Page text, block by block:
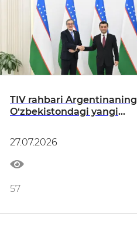
TIV rahbari Argentinaning
O‘zbekistondagi yangi
27.07.2026
57